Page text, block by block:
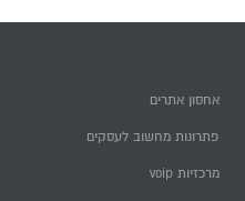
אחסון אתרים
פתרונות מחשוב לעסקים
מרכזיות voip